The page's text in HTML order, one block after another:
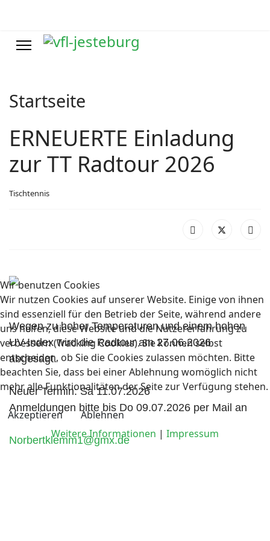
Startseite
ERNEUERTE Einladung
zur TT Radtour 2026
Tischtennis
Wegen zu hoher Temperaturen und einem hohen
UV-Index wird die Radtour am 27.06.2026
abgesagt.
Neuer Termin: Sa 11.07.2026
Anmeldungen bitte bis Do 09.07.2026 per Mail an
Norbertklemm1@gmx.de
Wir benutzen Cookies
Wir nutzen Cookies auf unserer Website. Einige von ihnen
sind essenziell für den Betrieb der Seite, während andere
uns helfen, diese Website und die Nutzererfahrung zu
verbessern (Tracking Cookies). Sie können selbst
entscheiden, ob Sie die Cookies zulassen möchten. Bitte
beachten Sie, dass bei einer Ablehnung womöglich nicht
mehr alle Funktionalitäten der Seite zur Verfügung stehen.
Akzeptieren
Ablehnen
Weitere Informationen | Impressum